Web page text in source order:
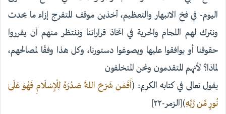
اليوم- في فخ الانبهار والتعظيم، آخذين موقف المتفرج إزاء ما يحدث
ونترك لهم اللجام والحرية في اتخاذ قراراتنا وننتظر منهم أن يقرروا
حقوقنا أو يوافقوا عليها ويصوغوا دستورنا، وكل هذا وفقًا لمصالحهم،
لماذا؟ لأنهم المتقدمون ونحن المتخلفون
يقول تعالى في كتابه الكريم: (أَفَمَن شَرَحَ اللَّهُ صَدْرَهُ لِلْإِسْلَامِ فَهُوَ عَلَىٰ
نُورٍ مِّن رَّبِّهِ)[الزمر-٢٢]